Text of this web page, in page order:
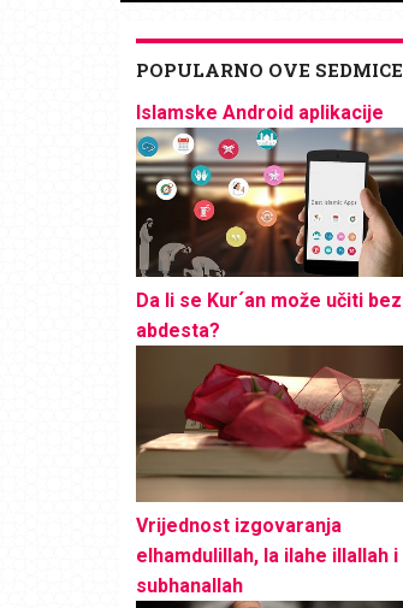
POPULARNO OVE SEDMICE
Islamske Android aplikacije
Da li se Kur´an može učiti bez
abdesta?
Vrijednost izgovaranja
elhamdulillah, la ilahe illallah i
subhanallah